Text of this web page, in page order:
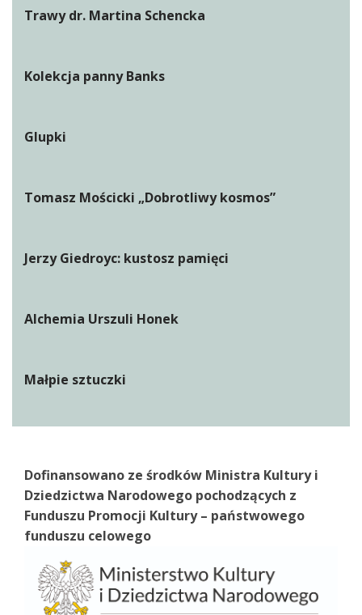
Trawy dr. Martina Schencka
Kolekcja panny Banks
Glupki
Tomasz Mościcki „Dobrotliwy kosmos”
Jerzy Giedroyc: kustosz pamięci
Alchemia Urszuli Honek
Małpie sztuczki
Dofinansowano ze środków Ministra Kultury i
Dziedzictwa Narodowego pochodzących z
Funduszu Promocji Kultury – państwowego
funduszu celowego